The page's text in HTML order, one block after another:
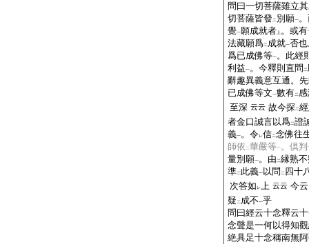
問曰一切菩薩雖立
切菩薩皆發 二 別願一
覺一願成就者 上 。或有
法藏願爲二 成就一否
爲已成佛等一。此經
利益一。今釋則直問 二
辭趣異義意互通。
已成佛等文一數有二
至深 云云 故今探二
者金口誠言以爲二證
義一。令レ信二念佛往
師依 二華嚴等一。倶判
量別願一。由 二縁熟
準二 此義一 以問 二 四十
次答如 レ上 云云 今
疑 二 成不一乎
問曰經云十念釋云
念聲是一何以得知
絶具足十念稱南無